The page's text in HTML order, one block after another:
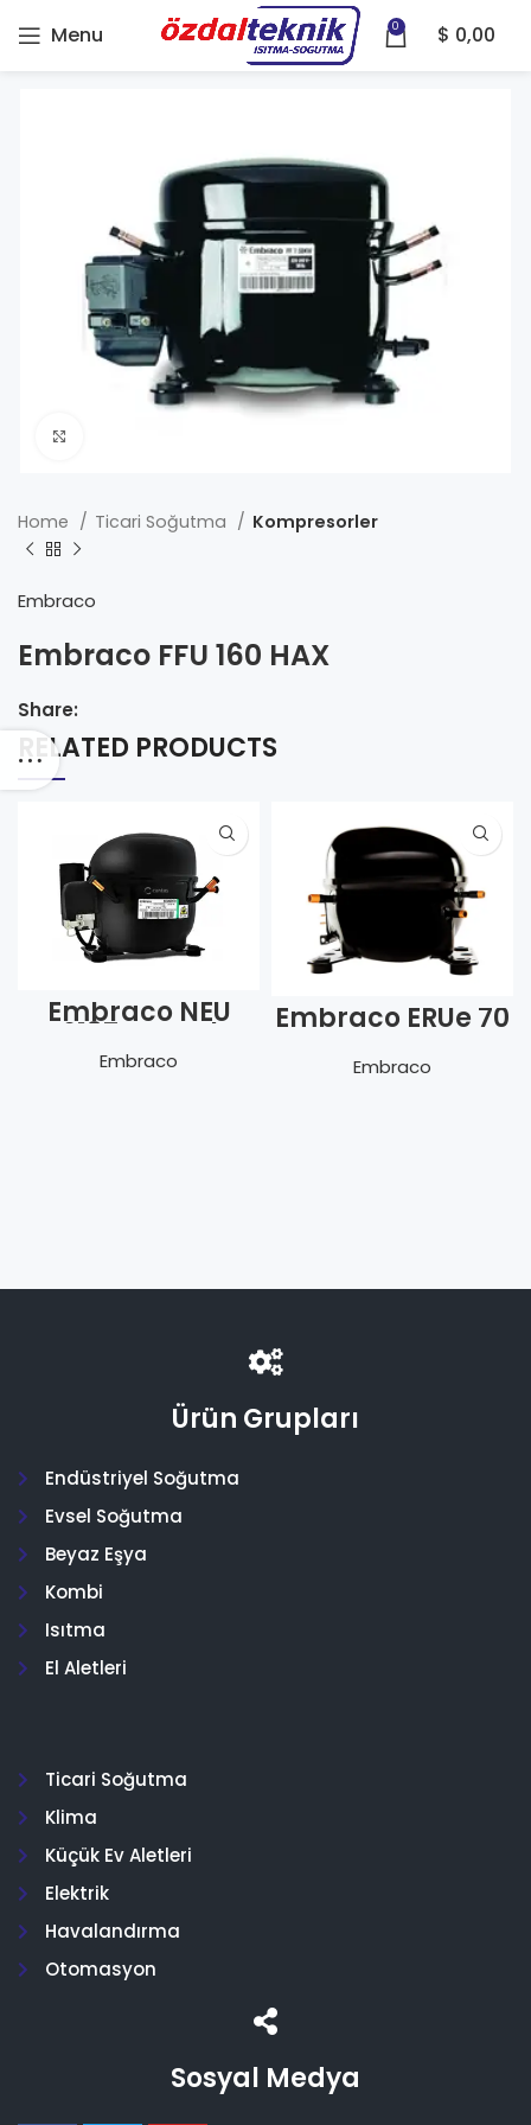
Menu 0 $ 0,00
Home Ticari Soğutma Kompresorler
Embraco
Embraco FFU 160 HAX
Share:
RELATED PRODUCTS
Embraco NEU
6187 Z-Dual
frekans
Embraco
Embraco ERUe 70
HLP
Embraco
Ürün Grupları
Endüstriyel Soğutma
Evsel Soğutma
Beyaz Eşya
Kombi
Isıtma
El Aletleri
Ticari Soğutma
Klima
Küçük Ev Aletleri
Elektrik
Havalandırma
Otomasyon
Sosyal Medya